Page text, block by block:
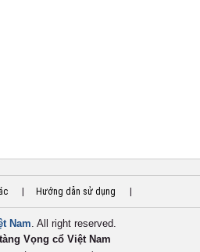
Hướng dẫn sử dụng
Nam. All right reserved.
Vọng cổ Việt Nam